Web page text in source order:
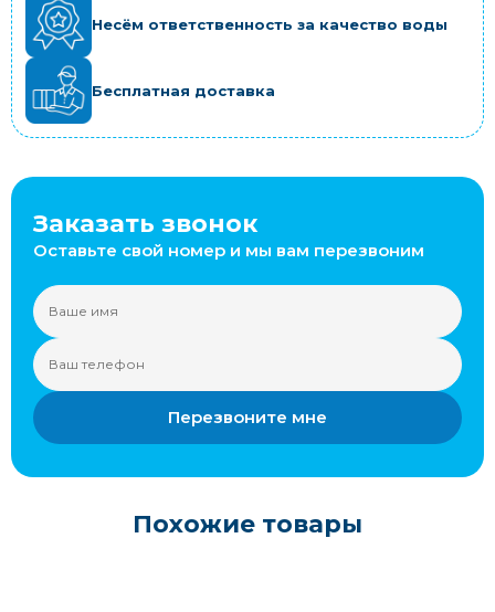
Несём ответственность за качество воды
Бесплатная доставка
Заказать звонок
Оставьте свой номер и мы вам перезвоним
Перезвоните мне
Похожие товары